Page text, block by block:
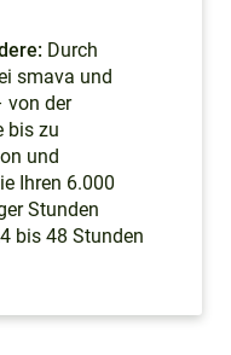
Durch
smava und
von der
bis zu
und
Ihren 6.000
Stunden
bis 48 Stunden